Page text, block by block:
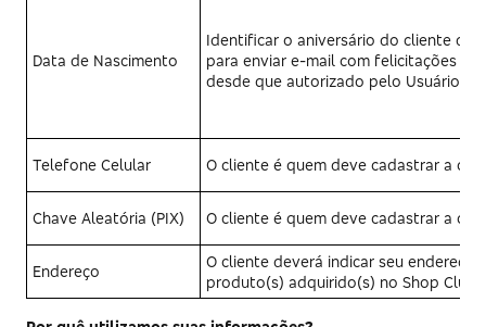
Data de Nascimento
Identificar o aniversário do cliente do
para enviar e-mail com felicitações e
desde que autorizado pelo Usuário.
Telefone Celular O cliente é quem deve cadastrar a
Chave Aleatória (PIX) O cliente é quem deve cadastrar a
Endereço
O cliente deverá indicar seu endereço
produto(s) adquirido(s) no Shop